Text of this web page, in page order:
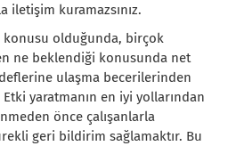
iletişim kuramazsınız.
konusu olduğunda, birçok
ne beklendiği konusunda net
ulaşma becerilerinden
yaratmanın en iyi yollarından
önce çalışanlarla
geri bildirim sağlamaktır. Bu